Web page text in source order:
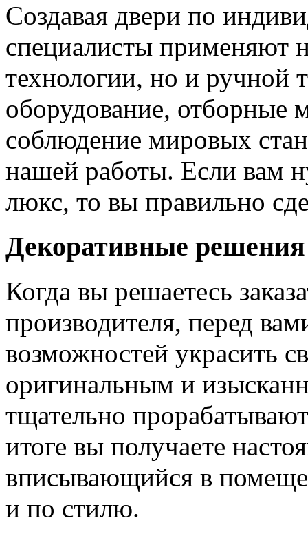
Создавая двери по
специалисты применяют
технологии, но и ручной
оборудование, отборные
соблюдение мировых
нашей работы. Если вам
люкс, то вы правильно
Декоративные решения
Когда вы решаетесь
производителя, перед
возможностей украсить
оригинальным и
тщательно
итоге вы получаете
вписывающийся в
и по стилю.